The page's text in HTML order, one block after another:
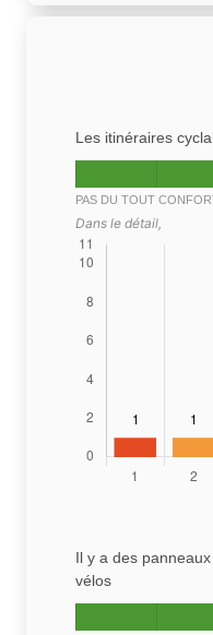
Les itinéraires
PAS DU TOUT
Dans le détail,
Il y a des
vélos